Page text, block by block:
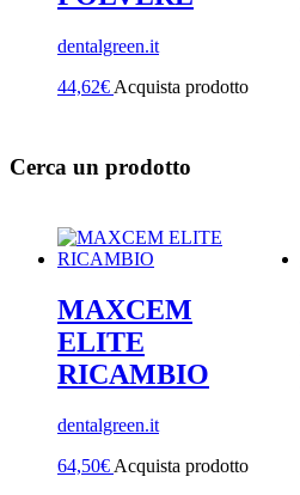
dentalgreen.it
44,62€ Acquista prodotto
MAXCEM
ELITE
RICAMBIO
dentalgreen.it
64,50€ Acquista prodotto
Cerca un prodotto